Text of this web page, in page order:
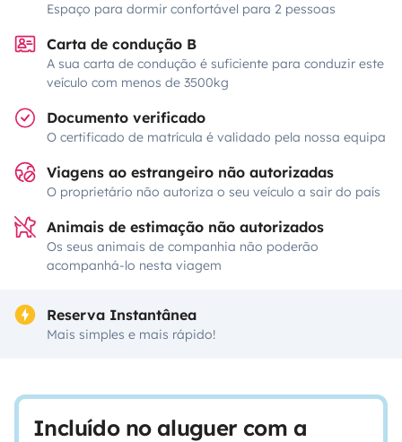
Espaço para dormir confortável para 2 pessoas
Carta de condução B
A sua carta de condução é suficiente para conduzir este
veículo com menos de 3500kg
Documento verificado
O certificado de matrícula é validado pela nossa equipa
Viagens ao estrangeiro não autorizadas
O proprietário não autoriza o seu veículo a sair do país
Animais de estimação não autorizados
Os seus animais de companhia não poderão
acompanhá-lo nesta viagem
Reserva Instantânea
Mais simples e mais rápido!
Incluído no aluguer com a